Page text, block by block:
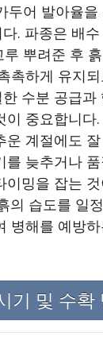
두어 발아율
. 파종은 배
뿌려준 후
촉하게 유지
수분 공급과
이 중요합니다
운 계절에도
를 늦추거나
이밍을 잡는
의 습도를 일
병해를 예방
기 및 수확